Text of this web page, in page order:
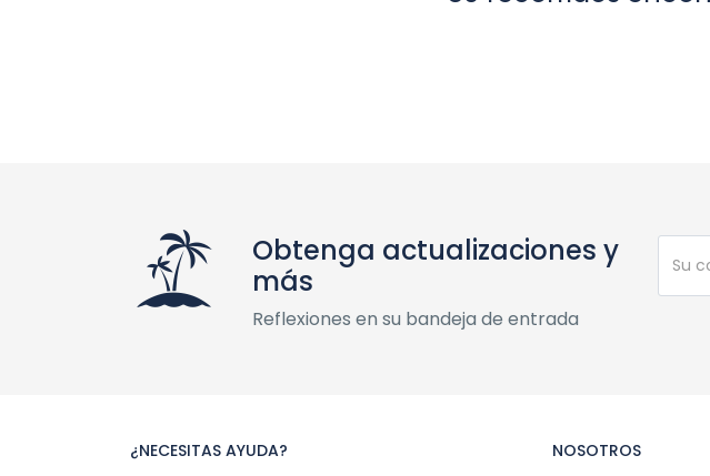
Obtenga actualizaciones y
más
Reflexiones en su bandeja de entrada
¿NECESITAS AYUDA? NOSOTROS